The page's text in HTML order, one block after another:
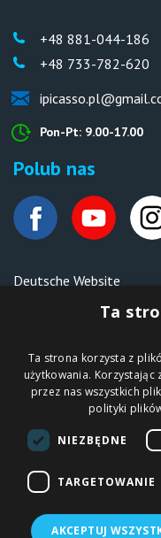
+48 881-044-186
+48 733-782-620
Pon-Pt: 9.00-17.00
Polub nas
Deutsche Website
Malen nach Zahlen
IPICASSO Sp. z o.o.
ul. Słoneczna 194,
05-506 Kolonia
NIP 1231355620 KRS
0000680650
Ta
Ta strona korzysta z
użytkowania. Korzystając
przez nas wszystkich
polityki
NIEZBĘDNE
TARGETOWANIE
AKCEPTUJ